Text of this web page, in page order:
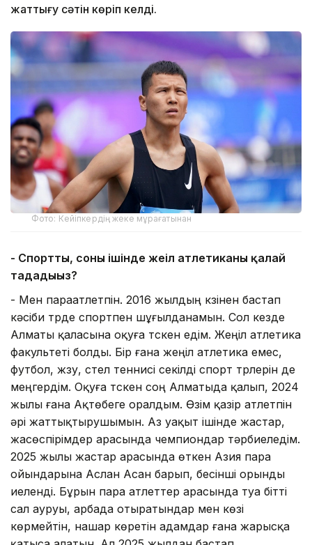
жаттығу сәтін көріп келді.
Фото: Кейіпкердің жеке мұрағатынан
- Спортты, соның ішінде жеңіл атлетиканы қалай
таңдадыңыз?
- Мен параатлетпін. 2016 жылдың күзінен бастап
кәсіби түрде спортпен шұғылданамын. Сол кезде
Алматы қаласына оқуға түскен едім. Жеңіл атлетика
факультеті болды. Бір ғана жеңіл атлетика емес,
футбол, жүзу, үстел теннисі секілді спорт түрлерін де
меңгердім. Оқуға түскен соң Алматыда қалып, 2024
жылы ғана Ақтөбеге оралдым. Өзім қазір атлетпін
әрі жаттықтырушымын. Аз уақыт ішінде жастар,
жасөспірімдер арасында чемпиондар тәрбиеледім.
2025 жылы жастар арасында өткен Азия пара
ойындарына Аслан Асан барып, бесінші орынды
иеленді. Бұрын пара атлеттер арасында туа бітті
сал ауруы, арбада отыратындар мен көзі
көрмейтін, нашар көретін адамдар ғана жарысқа